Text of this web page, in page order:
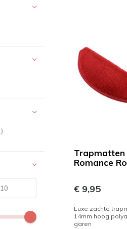
Trapmatten
Romance
€ 9,95
Luxe zachte
14mm hoog
garen